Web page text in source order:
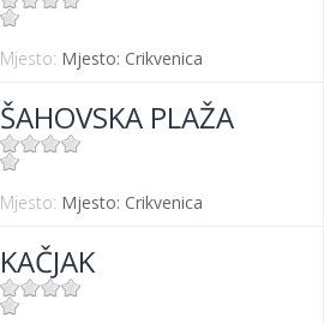
Mjesto: Mjesto: Crikvenica
ŠAHOVSKA PLAŽA
Mjesto: Mjesto: Crikvenica
KAČJAK